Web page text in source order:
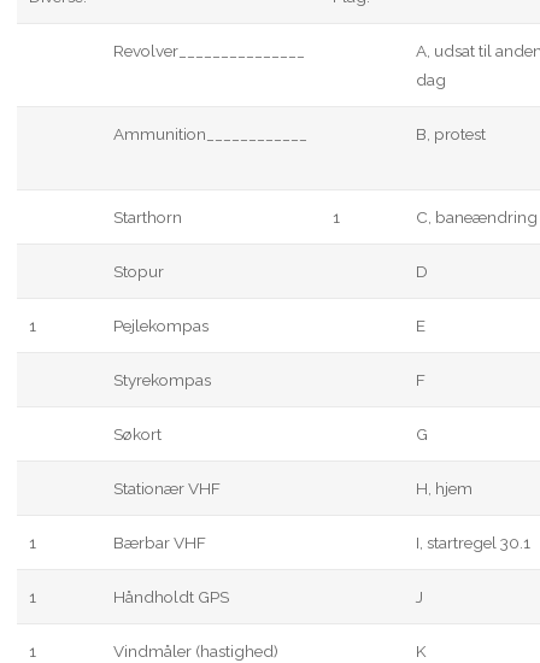
Revolver_______________
A, udsat til
dag
Ammunition____________ B, protest
Starthorn 1 C, baneændring
Stopur D
1 Pejlekompas E
Styrekompas F
Søkort G
Stationær VHF H, hjem
1 Bærbar VHF I, startregel 30.1
1 Håndholdt GPS J
1 Vindmåler (hastighed) K